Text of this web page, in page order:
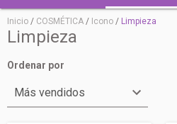
Inicio / COSMÉTICA / Icono / Limpieza
Limpieza
Ordenar por